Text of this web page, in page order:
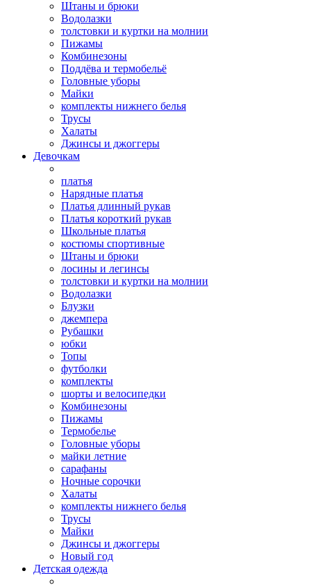
Штаны и брюки
Водолазки
толстовки и куртки на молнии
Пижамы
Комбинезоны
Поддёва и термобельё
Головные уборы
Майки
комплекты нижнего белья
Трусы
Халаты
Джинсы и джоггеры
Девочкам
платья
Нарядные платья
Платья длинный рукав
Платья короткий рукав
Школьные платья
костюмы спортивные
Штаны и брюки
лосины и легинсы
толстовки и куртки на молнии
Водолазки
Блузки
джемпера
Рубашки
юбки
Топы
футболки
комплекты
шорты и велосипедки
Комбинезоны
Пижамы
Термобелье
Головные уборы
майки летние
сарафаны
Ночные сорочки
Халаты
комплекты нижнего белья
Трусы
Майки
Джинсы и джоггеры
Новый год
Детская одежда